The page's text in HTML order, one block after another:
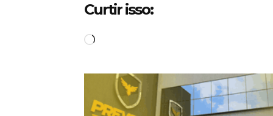
Curtir isso:
C
r
e